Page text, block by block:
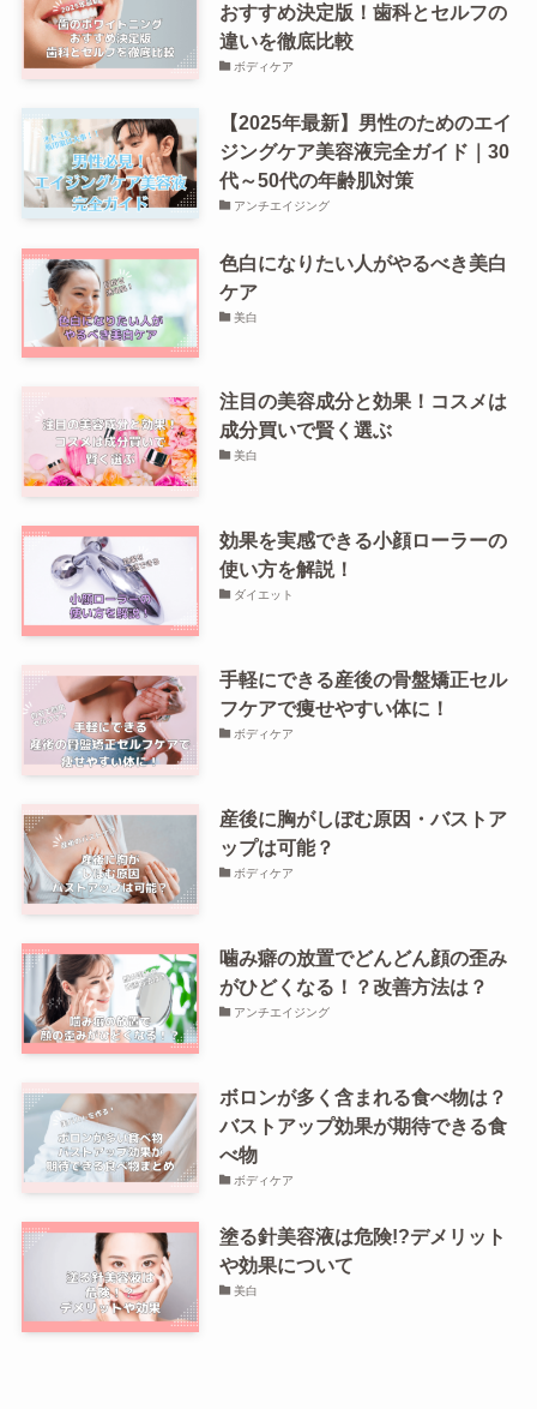
おすすめ決定版！歯科とセルフの
違いを徹底比較
ボディケア
【2025年最新】男性のためのエイ
ジングケア美容液完全ガイド｜30
代～50代の年齢肌対策
アンチエイジング
色白になりたい人がやるべき美白
ケア
美白
注目の美容成分と効果！コスメは
成分買いで賢く選ぶ
美白
効果を実感できる小顔ローラーの
使い方を解説！
ダイエット
手軽にできる産後の骨盤矯正セル
フケアで痩せやすい体に！
ボディケア
産後に胸がしぼむ原因・バストア
ップは可能？
ボディケア
噛み癖の放置でどんどん顔の歪み
がひどくなる！？改善方法は？
アンチエイジング
ボロンが多く含まれる食べ物は？
バストアップ効果が期待できる食
べ物
ボディケア
塗る針美容液は危険!?デメリット
や効果について
美白